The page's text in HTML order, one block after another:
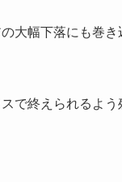
大幅下落にも巻
で終えられるよ